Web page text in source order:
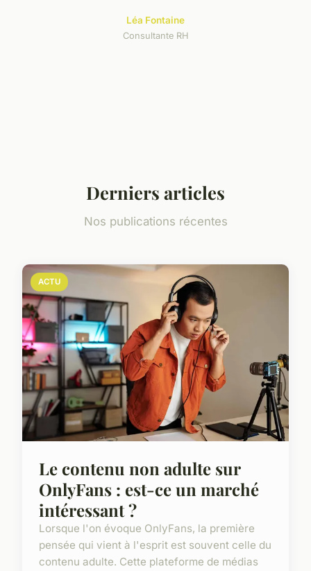
Léa Fontaine
Consultante RH
Derniers articles
Nos publications récentes
ACTU
Le contenu non adulte sur
OnlyFans : est-ce un marché
intéressant ?
Lorsque l'on évoque OnlyFans, la première
pensée qui vient à l'esprit est souvent celle du
contenu adulte. Cette plateforme de médias